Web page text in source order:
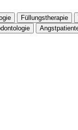
Füllungstherapie